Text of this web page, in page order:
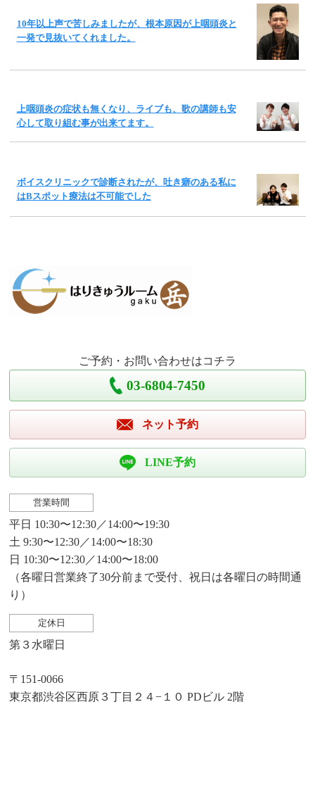
10年以上声で苦しみましたが、根本原因が上咽頭炎と
一発で見抜いてくれました。
上咽頭炎の症状も無くなり、ライブも、歌の講師も安
心して取り組む事が出来てます。
ボイスクリニックで診断されたが、吐き癖のある私に
はBスポット療法は不可能でした
ご予約・お問い合わせはコチラ
03-6804-7450
ネット予約
LINE予約
営業時間
平日 10:30〜12:30／14:00〜19:30
土 9:30〜12:30／14:00〜18:30
日 10:30〜12:30／14:00〜18:00
（各曜日営業終了30分前まで受付、祝日は各曜日の時間通
り）
定休日
第３水曜日
〒151-0066
東京都渋谷区西原３丁目２４−１０ PDビル 2階